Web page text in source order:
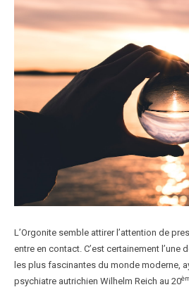
L’Orgonite semble attirer l’attention de
entre en contact. C’est certainement l’une
les plus fascinantes du monde moderne,
psychiatre autrichien Wilhelm Reich au 20